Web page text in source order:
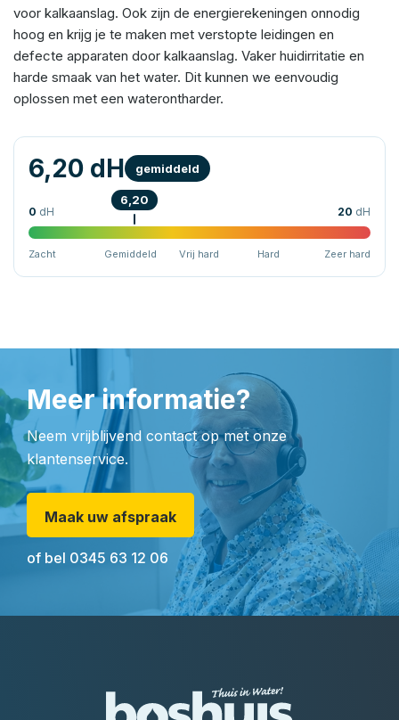
voor kalkaanslag. Ook zijn de energierekeningen onnodig
hoog en krijg je te maken met verstopte leidingen en
defecte apparaten door kalkaanslag. Vaker huidirritatie en
harde smaak van het water. Dit kunnen we eenvoudig
oplossen met een waterontharder.
6,20 dH gemiddeld
0 dH 20 dH
6,20
Zacht Gemiddeld Vrij hard Hard Zeer hard
Meer informatie?
Neem vrijblijvend contact op met onze
klantenservice.
Maak uw afspraak
of bel 0345 63 12 06